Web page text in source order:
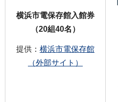
横浜市電保存館入館券
（20組40名）
提供： 横浜市電保存館
（外部サイト）